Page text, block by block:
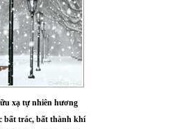
xạ tự nhiên hương
bất trác, bất thành khí